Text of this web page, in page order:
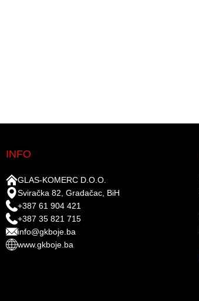
INFO
GLAS-KOMERC D.O.O.
Sviračka 82, Gradačac, BiH
+387 61 904 421
+387 35 821 715
info@gkboje.ba
www.gkboje.ba